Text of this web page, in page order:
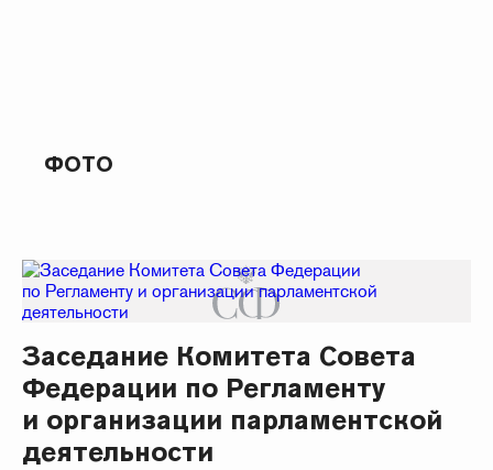
ФОТО
Заседание Комитета Совета
Федерации по Регламенту
и организации парламентской
деятельности